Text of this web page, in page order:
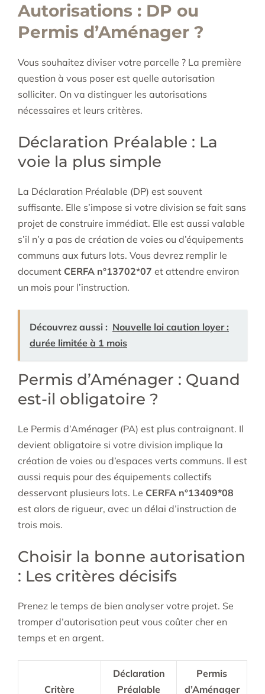
Autorisations : DP ou
Permis d’Aménager ?
Vous souhaitez diviser votre parcelle ? La première
question à vous poser est quelle autorisation
solliciter. On va distinguer les autorisations
nécessaires et leurs critères.
Déclaration Préalable : La
voie la plus simple
La Déclaration Préalable (DP) est souvent
suffisante. Elle s’impose si votre division se fait sans
projet de construire immédiat. Elle est aussi valable
s’il n’y a pas de création de voies ou d’équipements
communs aux futurs lots. Vous devrez remplir le
document CERFA n°13702*07 et attendre environ
un mois pour l’instruction.
Découvrez aussi : Nouvelle loi caution loyer :
durée limitée à 1 mois
Permis d’Aménager : Quand
est-il obligatoire ?
Le Permis d’Aménager (PA) est plus contraignant. Il
devient obligatoire si votre division implique la
création de voies ou d’espaces verts communs. Il est
aussi requis pour des équipements collectifs
desservant plusieurs lots. Le CERFA n°13409*08
est alors de rigueur, avec un délai d’instruction de
trois mois.
Choisir la bonne autorisation
: Les critères décisifs
Prenez le temps de bien analyser votre projet. Se
tromper d’autorisation peut vous coûter cher en
temps et en argent.
Critère
Déclaration
Préalable
Permis
d’Aménager